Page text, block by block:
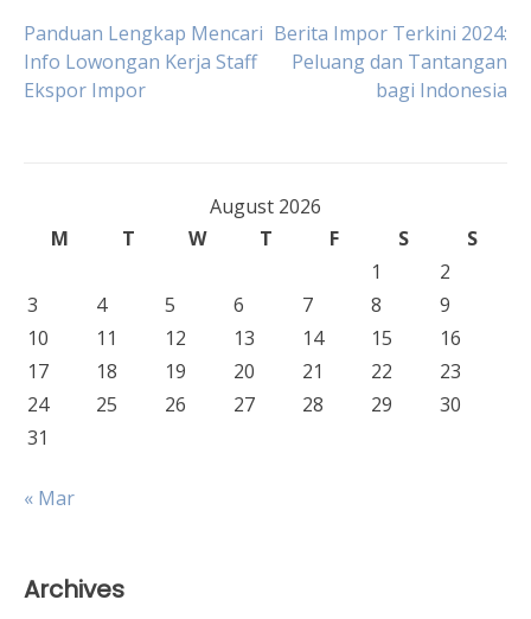
Post
navigation
Panduan Lengkap Mencari
Info Lowongan Kerja Staff
Ekspor Impor
Berita Impor Terkini 2024:
Peluang dan Tantangan
bagi Indonesia
August 2026
M
T W T F S
S
1
2
3
4 5 6 7 8
9
10
11 12 13 14 15
16
17
18 19 20 21 22
23
24
25 26 27 28 29
30
31
« Mar
Archives